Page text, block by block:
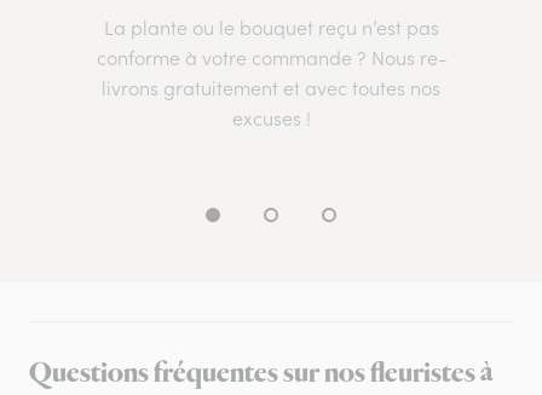
La plante ou le bouquet reçu n’est pas
conforme à votre commande ? Nous re-
livrons gratuitement et avec toutes nos
excuses !
Questions fréquentes sur nos fleuristes à